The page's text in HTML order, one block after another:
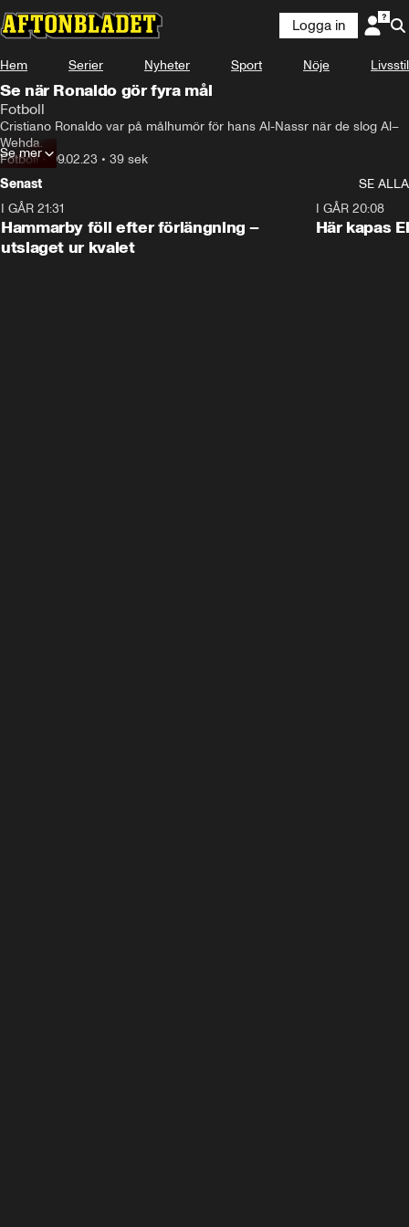
Logga in
Hem Serier Nyheter Sport Nöje Livsstil
Se när Ronaldo gör fyra mål
Fotboll
Cristiano Ronaldo var på målhumör för hans Al-Nassr när de slog Al–
Wehda.
Fotboll•09.02.23 • 39 sek
Se mer
Senast
SE ALLA
I GÅR 21:31
Hammarby föll efter förlängning –
utslaget ur kvalet
I GÅR 20:08
Här kapas